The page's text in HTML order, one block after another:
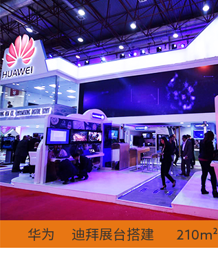
华为 迪拜展台搭建 210m²